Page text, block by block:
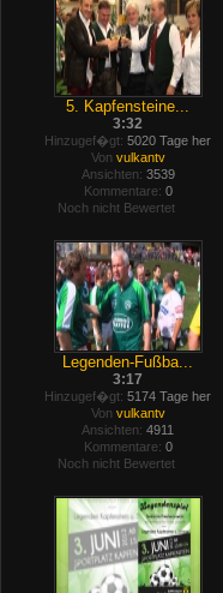
5. Kapfensteine...
3:32
Hinzugef�gt: 5020 Tage her
Von vulkantv
Ansichten: 3539
Kommentare: 0
Noch nicht Bewertet
Legenden-Fußba...
3:17
Hinzugef�gt: 5174 Tage her
Von vulkantv
Ansichten: 4911
Kommentare: 0
Noch nicht Bewertet